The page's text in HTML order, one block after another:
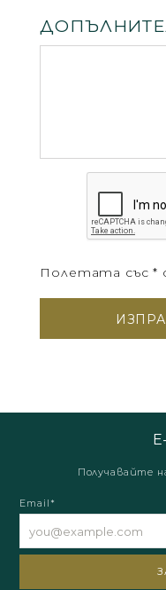
Полетата със *
Получавайте
Email*